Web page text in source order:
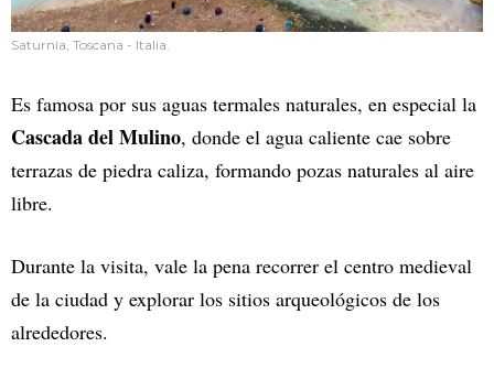
Saturnia, Toscana - Italia.
Es famosa por sus aguas termales naturales, en especial la
Cascada del Mulino, donde el agua caliente cae sobre
terrazas de piedra caliza, formando pozas naturales al aire
libre.
Durante la visita, vale la pena recorrer el centro medieval
de la ciudad y explorar los sitios arqueológicos de los
alrededores.